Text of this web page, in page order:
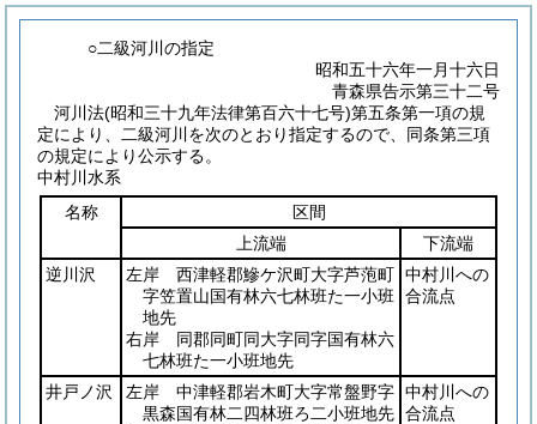
○二級河川の指定
昭和五十六年一月十六日
青森県告示第三十二号
河川法(昭和三十九年法律第百六十七号)第五条第一項の規
定により、二級河川を次のとおり指定するので、同条第三項
の規定により公示する。
中村川水系
名称
区間
上流端
下流端
逆川沢
左岸 西津軽郡鰺ケ沢町大字芦萢町
字笠置山国有林六七林班た一小班
地先
右岸 同郡同町同大字同字国有林六
七林班た一小班地先
中村川への
合流点
井戸ノ沢
左岸 中津軽郡岩木町大字常盤野字
黒森国有林二四林班ろ二小班地先
中村川への
合流点